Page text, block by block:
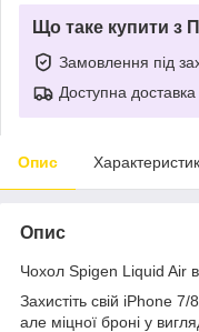
Що таке купити з
Замовлення під
Доступна доставка
Опис
Опис
Чохол Spigen Liquid Air
Захистіть свій iPhone
але міцної броні у